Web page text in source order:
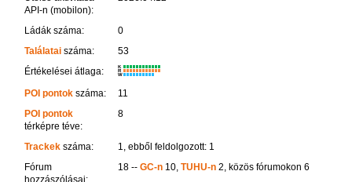
API-n (mobilon):
Ládák száma:
0
Találataiszáma:
53
Értékelései átlaga:
K
R
W
POI pontokszáma:
11
POI pontok
térképre téve:
8
Trackekszáma:
1, ebből feldolgozott: 1
Fórum
hozzászólásai:
18 -- GC-n10, TUHU-n2, közös fórumokon 6